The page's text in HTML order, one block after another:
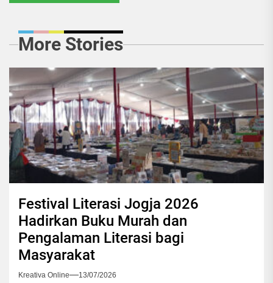
More Stories
Festival Literasi Jogja 2026
Hadirkan Buku Murah dan
Pengalaman Literasi bagi
Masyarakat
Kreativa Online 13/07/2026